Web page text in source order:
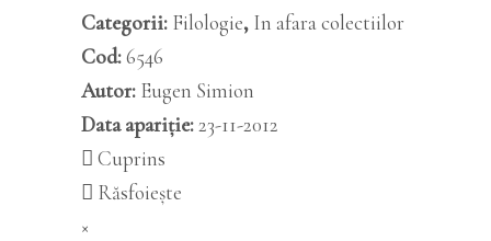
Categorii: Filologie, In afara colectiilor
Cod:6546
Autor: Eugen Simion
Data apariție:23-11-2012
Cuprins
Răsfoiește
×